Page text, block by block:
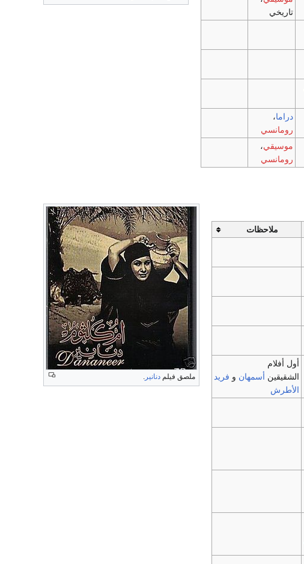
تاريخي
دراما،
رومانسي
موسيقي،
رومانسي
ملصق فيلم دنانير .
ملاحظات
أول أفلام
الشقيقين أسمهان و فريد
الأطرش